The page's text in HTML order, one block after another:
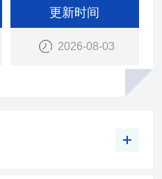
更新时间
2026-08-03